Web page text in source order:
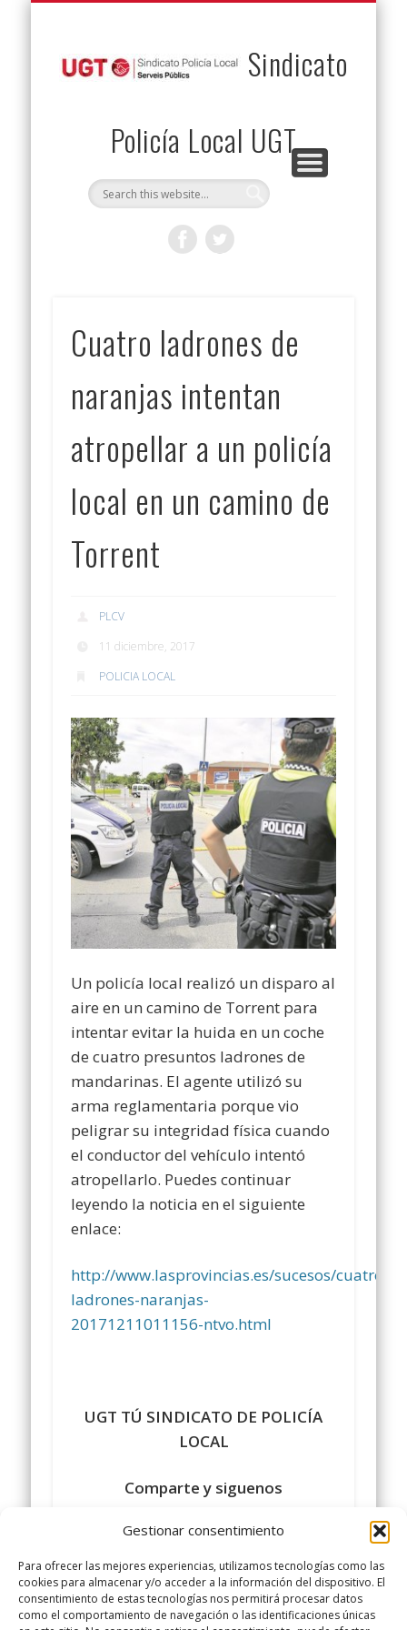
Gestionar consentimiento
Para ofrecer las mejores experiencias, utilizamos tecnologías como las
cookies para almacenar y/o acceder a la información del dispositivo. El
consentimiento de estas tecnologías nos permitirá procesar datos
como el comportamiento de navegación o las identificaciones únicas
Sindicato
Policía Local UGT
Cuatro ladrones de
naranjas intentan
atropellar a un policía
local en un camino de
Torrent
PLCV
11 diciembre, 2017
POLICIA LOCAL
Un policía local realizó un disparo al
aire en un camino de Torrent para
intentar evitar la huida en un coche
de cuatro presuntos ladrones de
mandarinas. El agente utilizó su
arma reglamentaria porque vio
peligrar su integridad física cuando
el conductor del vehículo intentó
atropellarlo. Puedes continuar
leyendo la noticia en el siguiente
enlace:
http://www.lasprovincias.es/sucesos/cuatro-
ladrones-naranjas-
20171211011156-ntvo.html
UGT TÚ SINDICATO DE POLICÍA
LOCAL
Comparte y siguenos
https://www.facebook.com/
#sindicatopolicialocalugt #UGT
+Sindicato Policía Local UGT
twitter.com/UGTPoliciaLocal